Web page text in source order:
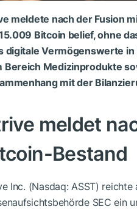
meldete nach der Fusion
Bitcoin belief, ohne
digitale Vermögenswerte in
Bereich Medizinprodukte
mit der
meldet
Bestand
Inc. (Nasdaq: ASST)
SEC ein